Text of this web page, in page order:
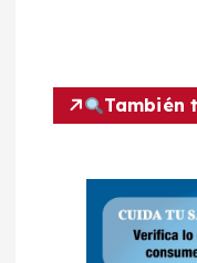
ó
También